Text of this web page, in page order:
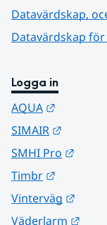
Datavärdskap,
Datavärdskap
Logga in
AQUA
SIMAIR
SMHI Pro
Timbr
Vinterväg
Väderlarm